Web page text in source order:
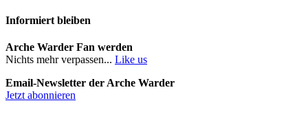
Informiert bleiben
Arche Warder Fan werden
Nichts mehr verpassen... Like us
Email-Newsletter der Arche Warder
Jetzt abonnieren